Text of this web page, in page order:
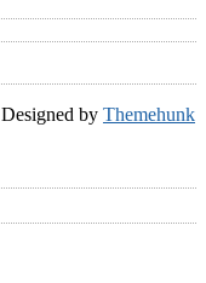
Designed by Themehunk